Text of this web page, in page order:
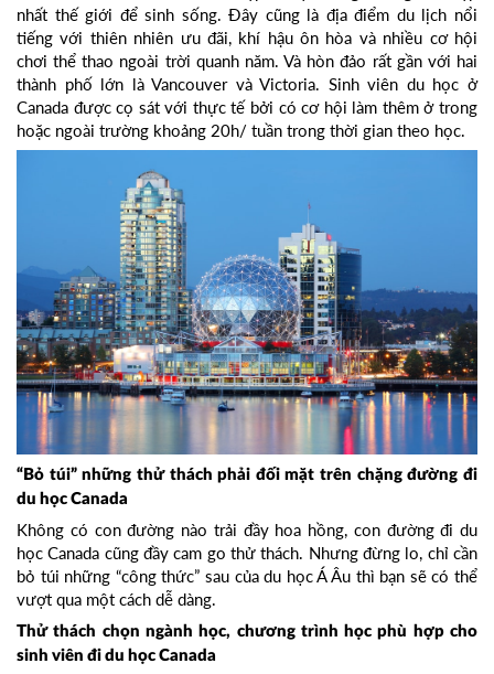
nhất thế giới để sinh sống. Đây cũng là địa điểm du lịch nổi
tiếng với thiên nhiên ưu đãi, khí hậu ôn hòa và nhiều cơ hội
chơi thể thao ngoài trời quanh năm. Và hòn đảo rất gần với hai
thành phố lớn là Vancouver và Victoria. Sinh viên du học ở
Canada được cọ sát với thực tế bởi có cơ hội làm thêm ở trong
hoặc ngoài trường khoảng 20h/ tuần trong thời gian theo học.
“Bỏ túi” những thử thách phải đối mặt trên chặng đường đi
du học Canada
Không có con đường nào trải đầy hoa hồng, con đường đi du
học Canada cũng đầy cam go thử thách. Nhưng đừng lo, chỉ cần
bỏ túi những “công thức” sau của du học Á Âu thì bạn sẽ có thể
vượt qua một cách dễ dàng.
Thử thách chọn ngành học, chương trình học phù hợp cho
sinh viên đi du học Canada